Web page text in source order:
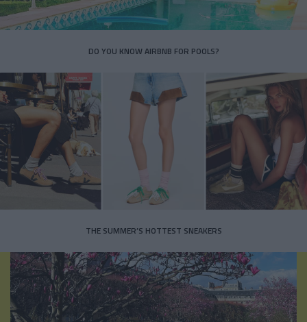
DO YOU KNOW AIRBNB FOR POOLS?
THE SUMMER’S HOTTEST SNEAKERS